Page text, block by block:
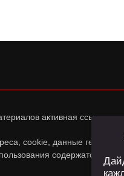
активная ссылка на
cookie, данные
содержатся в